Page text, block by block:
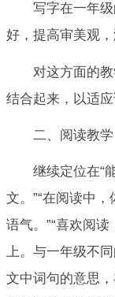
写字在一年
好，提高审美观
对这方面的
结合起来，以适
二、阅读教学
继续定位在“
文。”“在阅读中
语气。”“喜欢阅
上。与一年级不
文中词句的意思